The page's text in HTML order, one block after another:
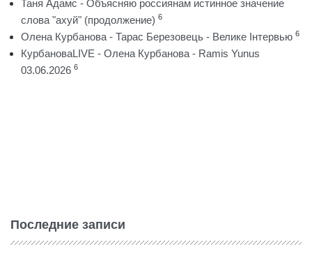
Таня Адамс - Объясняю россиянам истинное значение
слова "ахуй" (продолжение) 6
Олена Курбанова - Тарас Березовець - Велике Інтервью 6
КурбановаLIVE - Олена Курбанова - Ramis Yunus
03.06.2026 6
Последние записи